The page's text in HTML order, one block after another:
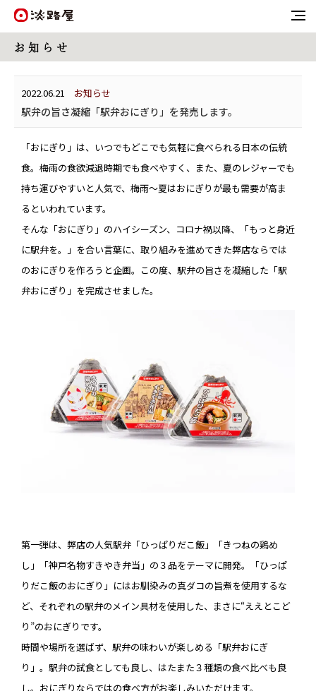
お 知 ら せ
2022.06.21 お知らせ
駅弁の旨さ凝縮「駅弁おにぎり」を発売します。
「おにぎり」は、いつでもどこでも気軽に食べられる日本の伝統
食。梅雨の食欲減退時期でも食べやすく、また、夏のレジャーでも
持ち運びやすいと人気で、梅雨～夏はおにぎりが最も需要が高ま
るといわれています。
そんな「おにぎり」のハイシーズン、コロナ禍以降、「もっと身近
に駅弁を。」を合い言葉に、取り組みを進めてきた弊店ならでは
のおにぎりを作ろうと企画。この度、駅弁の旨さを凝縮した「駅
弁おにぎり」を完成させました。
第一弾は、弊店の人気駅弁「ひっぱりだこ飯」「きつねの鶏め
し」「神戸名物すきやき弁当」の３品をテーマに開発。「ひっぱ
りだこ飯のおにぎり」にはお馴染みの真ダコの旨煮を使用するな
ど、それぞれの駅弁のメイン具材を使用した、まさに“ええとこど
り”のおにぎりです。
時間や場所を選ばず、駅弁の味わいが楽しめる「駅弁おにぎ
り」。駅弁の試食としても良し、はたまた３種類の食べ比べも良
し。おにぎりならではの食べ方がお楽しみいただけます。